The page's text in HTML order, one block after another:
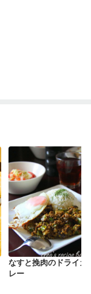
なすと挽肉のドライカ
レー